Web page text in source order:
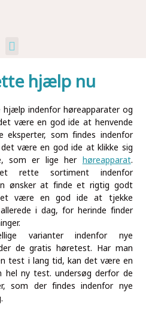
hjælp nu
indenfor høreapparater og
være en god ide at henvende
eksperter, som findes indenfor
være en god ide at klikke sig
som er lige her høreapparat.
rette sortiment indenfor
ønsker at finde et rigtig godt
være en god ide at tjekke
i dag, for herinde finder
varianter indenfor nye
de gratis høretest. Har man
test i lang tid, kan det være en
ny test. undersøg derfor de
som der findes indenfor nye